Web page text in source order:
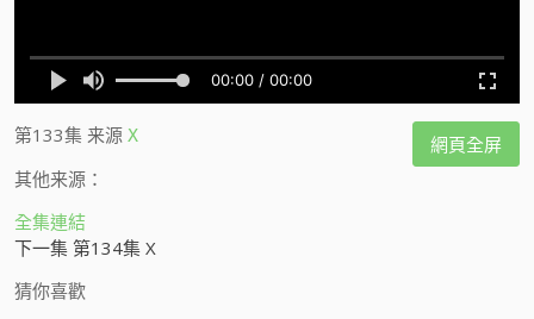
網頁全屏
第133集 来源 X
其他来源：
全集連結
下一集 第134集 X
猜你喜歡